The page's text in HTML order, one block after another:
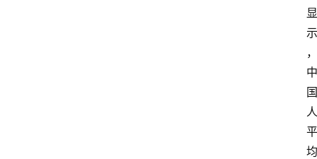
显
示
，
中
国
人
平
均